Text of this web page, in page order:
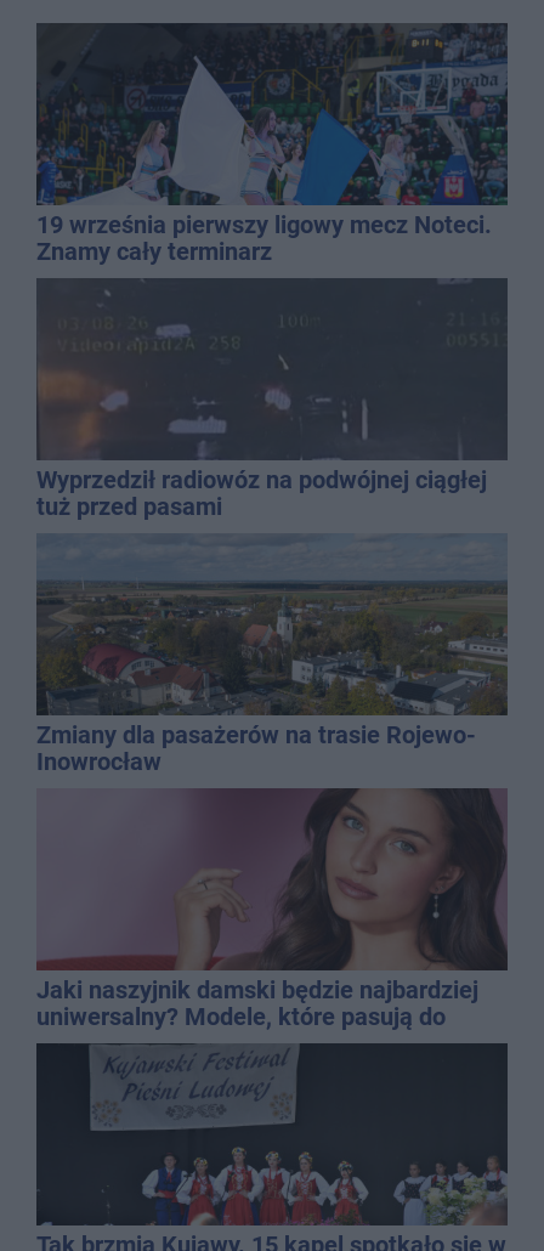
19 września pierwszy ligowy mecz Noteci.
Znamy cały terminarz
Wyprzedził radiowóz na podwójnej ciągłej
tuż przed pasami
Zmiany dla pasażerów na trasie Rojewo-
Inowrocław
Jaki naszyjnik damski będzie najbardziej
uniwersalny? Modele, które pasują do
wielu stylizacji